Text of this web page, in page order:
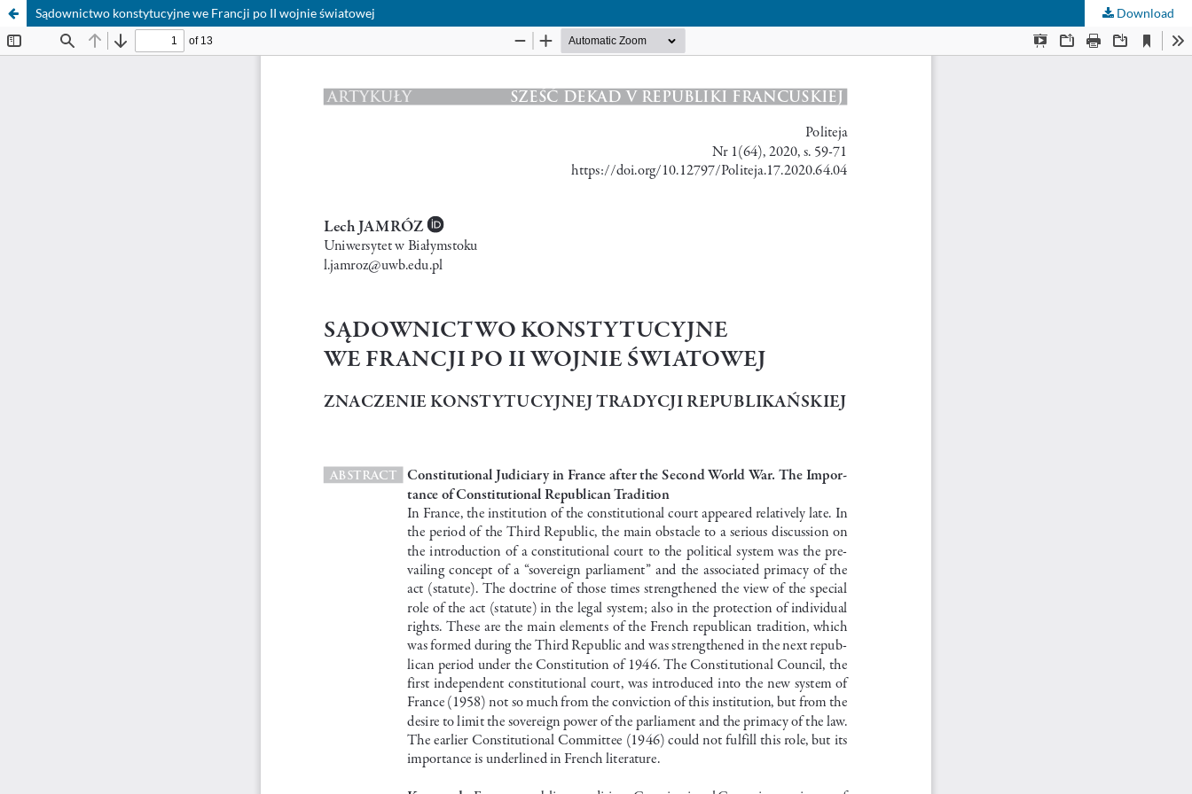
Sądownictwo konstytucyjne we Francji po II wojnie światowej Download